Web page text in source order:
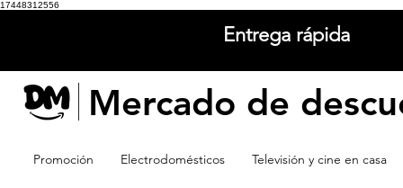
17448312556
Entrega rápida
Mercado de
Promoción Electrodomésticos Televisión y cine en casa